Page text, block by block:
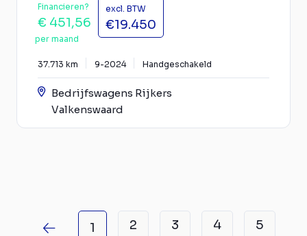
Financieren?
€ 451,56
per maand
excl. BTW
€19.450
37.713 km 9-2024 Handgeschakeld
Bedrijfswagens Rijkers
Valkenswaard
1 2 3 4 5